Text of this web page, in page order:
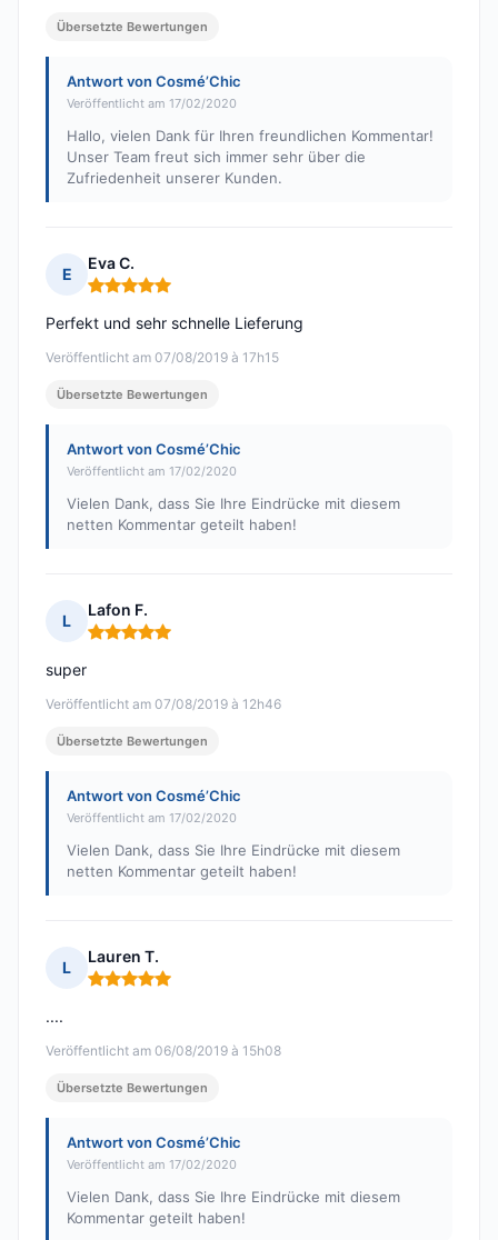
Übersetzte Bewertungen
Antwort von Cosmé’Chic
Veröffentlicht am 17/02/2020
Hallo, vielen Dank für Ihren freundlichen Kommentar!
Unser Team freut sich immer sehr über die
Zufriedenheit unserer Kunden.
E
Eva C.
Hinweis: 5 von 5
Veröffentlicht am 07/08/2019 à 17h15
Perfekt und sehr schnelle Lieferung
Übersetzte Bewertungen
Antwort von Cosmé’Chic
Veröffentlicht am 17/02/2020
Vielen Dank, dass Sie Ihre Eindrücke mit diesem
netten Kommentar geteilt haben!
L
Lafon F.
Hinweis: 5 von 5
Veröffentlicht am 07/08/2019 à 12h46
super
Übersetzte Bewertungen
Antwort von Cosmé’Chic
Veröffentlicht am 17/02/2020
Vielen Dank, dass Sie Ihre Eindrücke mit diesem
netten Kommentar geteilt haben!
L
Lauren T.
Hinweis: 5 von 5
Veröffentlicht am 06/08/2019 à 15h08
....
Übersetzte Bewertungen
Antwort von Cosmé’Chic
Veröffentlicht am 17/02/2020
Vielen Dank, dass Sie Ihre Eindrücke mit diesem
Kommentar geteilt haben!